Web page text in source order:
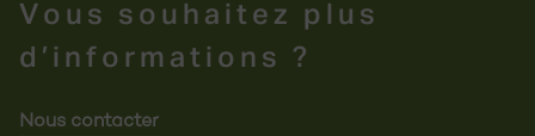
Vous souhaitez plus
d’informations ?
Nous contacter